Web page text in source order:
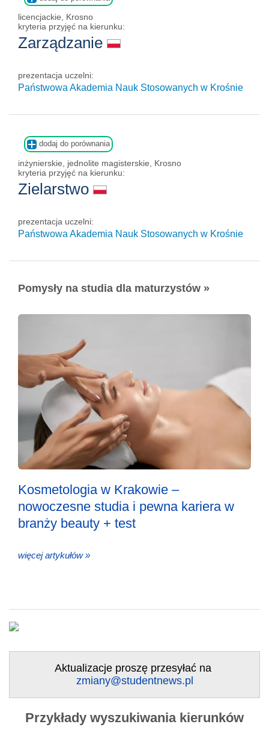
licencjackie, Krosno
kryteria przyjęć na kierunku:
Zarządzanie
prezentacja uczelni:
Państwowa Akademia Nauk Stosowanych w Krośnie
dodaj do porównania
inżynierskie, jednolite magisterskie, Krosno
kryteria przyjęć na kierunku:
Zielarstwo
prezentacja uczelni:
Państwowa Akademia Nauk Stosowanych w Krośnie
Pomysły na studia dla maturzystów »
Kosmetologia w Krakowie –
nowoczesne studia i pewna kariera w
branży beauty + test
więcej artykułów »
Aktualizacje proszę przesyłać na
zmiany@studentnews.pl
Przykłady wyszukiwania kierunków